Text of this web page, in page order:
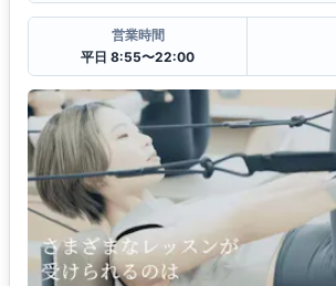
営業時間
平日 8:55〜22:00